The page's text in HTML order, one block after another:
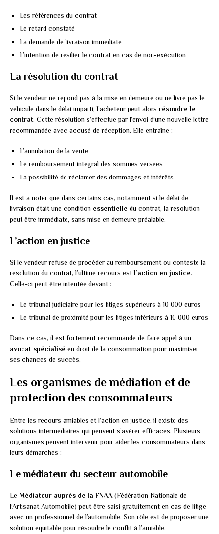
Les références du contrat
Le retard constaté
La demande de livraison immédiate
L’intention de résilier le contrat en cas de non-exécution
La résolution du contrat
Si le vendeur ne répond pas à la mise en demeure ou ne livre pas le
véhicule dans le délai imparti, l’acheteur peut alors résoudre le
contrat. Cette résolution s’effectue par l’envoi d’une nouvelle lettre
recommandée avec accusé de réception. Elle entraîne :
L’annulation de la vente
Le remboursement intégral des sommes versées
La possibilité de réclamer des dommages et intérêts
Il est à noter que dans certains cas, notamment si le délai de
livraison était une condition essentielle du contrat, la résolution
peut être immédiate, sans mise en demeure préalable.
L’action en justice
Si le vendeur refuse de procéder au remboursement ou conteste la
résolution du contrat, l’ultime recours est l’action en justice.
Celle-ci peut être intentée devant :
Le tribunal judiciaire pour les litiges supérieurs à 10 000 euros
Le tribunal de proximité pour les litiges inférieurs à 10 000 euros
Dans ce cas, il est fortement recommandé de faire appel à un
avocat spécialisé en droit de la consommation pour maximiser
ses chances de succès.
Les organismes de médiation et de
protection des consommateurs
Entre les recours amiables et l’action en justice, il existe des
solutions intermédiaires qui peuvent s’avérer efficaces. Plusieurs
organismes peuvent intervenir pour aider les consommateurs dans
leurs démarches :
Le médiateur du secteur automobile
Le Médiateur auprès de la FNAA(Fédération Nationale de
l’Artisanat Automobile) peut être saisi gratuitement en cas de litige
avec un professionnel de l’automobile. Son rôle est de proposer une
solution équitable pour résoudre le conflit à l’amiable.